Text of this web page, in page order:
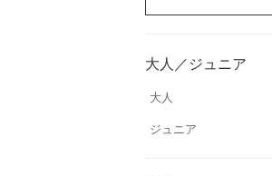
大人／ジュニア
大人
ジュニア